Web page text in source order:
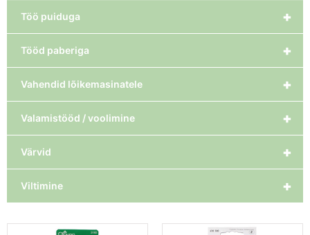
+
Töö puiduga
+
Tööd paberiga
+
Vahendid lõikemasinatele
+
Valamistööd / voolimine
+
Värvid
+
Viltimine